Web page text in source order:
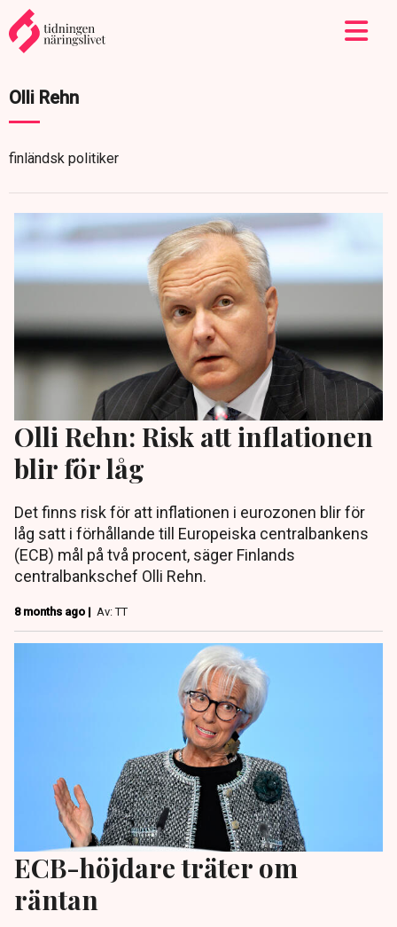
Olli Rehn
finländsk politiker
Olli Rehn: Risk att inflationen
blir för låg
Det finns risk för att inflationen i eurozonen blir för
låg satt i förhållande till Europeiska centralbankens
(ECB) mål på två procent, säger Finlands
centralbankschef Olli Rehn.
8 months ago | Av: TT
ECB-höjdare träter om
räntan